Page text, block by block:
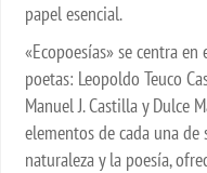
papel esencial.
«Ecopoesías» se centra
poetas: Leopoldo Teuco
Manuel J. Castilla y Dulce
elementos de cada una
naturaleza y la poesía,